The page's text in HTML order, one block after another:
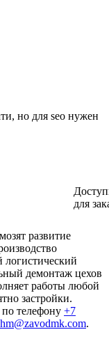
для
развитие
логистический
демонтаж цехов
работы любой
застройки.
телефону +7
.